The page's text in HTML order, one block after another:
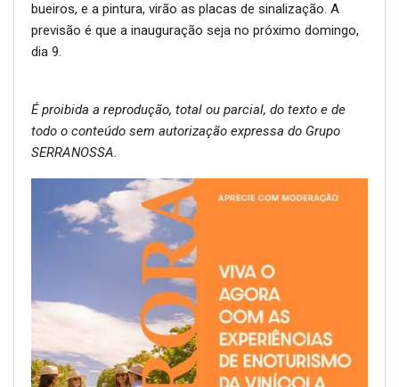
bueiros, e a pintura, virão as placas de sinalização. A
previsão é que a inauguração seja no próximo domingo,
dia 9.
É proibida a reprodução, total ou parcial, do texto e de
todo o conteúdo sem autorização expressa do Grupo
SERRANOSSA.